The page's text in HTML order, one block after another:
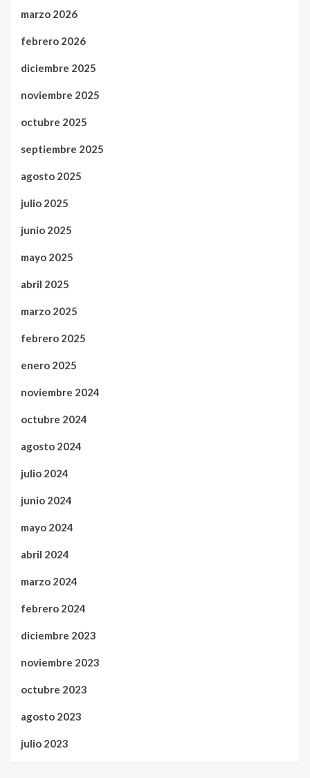
marzo 2026
febrero 2026
diciembre 2025
noviembre 2025
octubre 2025
septiembre 2025
agosto 2025
julio 2025
junio 2025
mayo 2025
abril 2025
marzo 2025
febrero 2025
enero 2025
noviembre 2024
octubre 2024
agosto 2024
julio 2024
junio 2024
mayo 2024
abril 2024
marzo 2024
febrero 2024
diciembre 2023
noviembre 2023
octubre 2023
agosto 2023
julio 2023